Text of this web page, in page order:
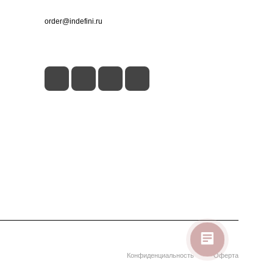
order@indefini.ru
Конфиденциальность Оферта